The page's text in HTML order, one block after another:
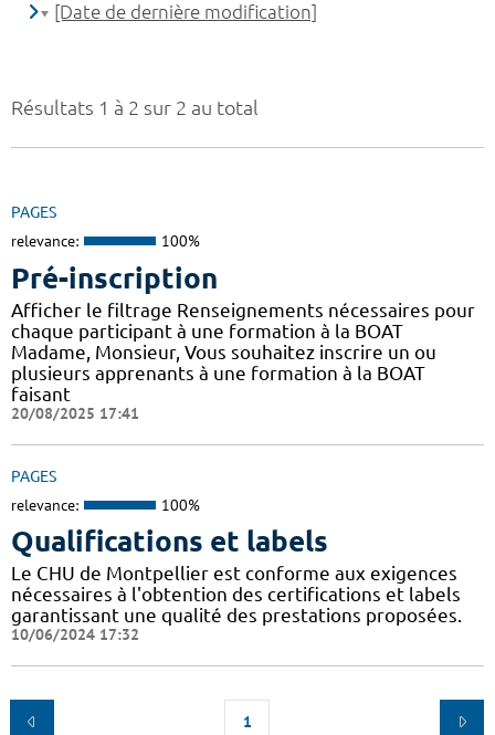
Résultats 1 à 2 sur 2 au total
PAGES
relevance: 100%
Pré-inscription
Afficher le filtrage Renseignements nécessaires pour
chaque participant à une formation à la BOAT
Madame, Monsieur, Vous souhaitez inscrire un ou
plusieurs apprenants à une formation à la BOAT
faisant
20/08/2025 17:41
PAGES
relevance: 100%
Qualifications et labels
Le CHU de Montpellier est conforme aux exigences
nécessaires à l'obtention des certifications et labels
garantissant une qualité des prestations proposées.
10/06/2024 17:32
1
[Date de dernière modification]